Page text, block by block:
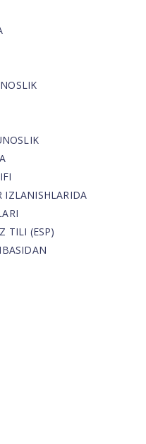
TILI (ESP)